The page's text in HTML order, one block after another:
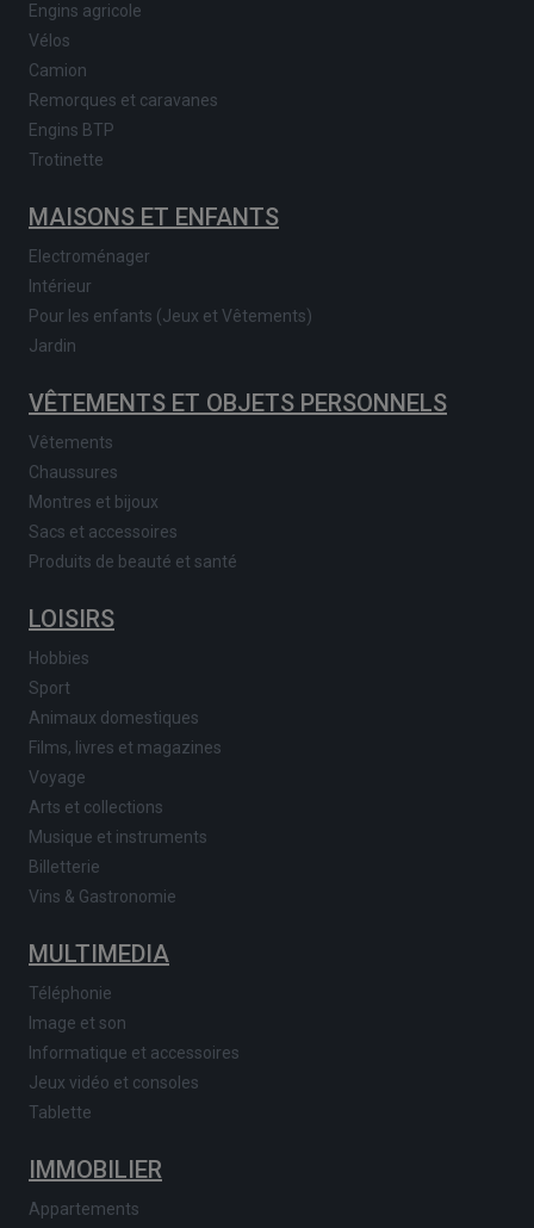
Engins agricole
Vélos
Camion
Remorques et caravanes
Engins BTP
Trotinette
MAISONS ET ENFANTS
Electroménager
Intérieur
Pour les enfants (Jeux et Vêtements)
Jardin
VÊTEMENTS ET OBJETS PERSONNELS
Vêtements
Chaussures
Montres et bijoux
Sacs et accessoires
Produits de beauté et santé
LOISIRS
Hobbies
Sport
Animaux domestiques
Films, livres et magazines
Voyage
Arts et collections
Musique et instruments
Billetterie
Vins & Gastronomie
MULTIMEDIA
Téléphonie
Image et son
Informatique et accessoires
Jeux vidéo et consoles
Tablette
IMMOBILIER
Appartements